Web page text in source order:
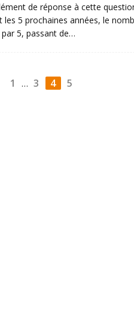
de réponse à cette
les 5 prochaines années, le
5, passant de…
1 … 3 4 5